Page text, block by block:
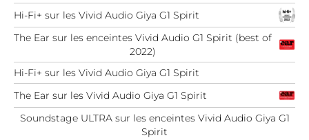
Hi-Fi+ sur les Vivid Audio Giya G1 Spirit
The Ear sur les enceintes Vivid Audio G1 Spirit (best of
2022)
Hi-Fi+ sur les Vivid Audio Giya G1 Spirit
The Ear sur les Vivid Audio Giya G1 Spirit
Soundstage ULTRA sur les enceintes Vivid Audio Giya G1
Spirit